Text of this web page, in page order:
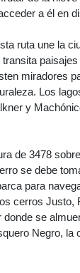
a él en
ruta une la
miradores
Los
y
de 3478
se debe
para
cerros
donde se
Negro,